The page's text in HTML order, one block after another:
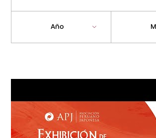
Centro Cultural Peruano
Teatro Peruano Japonés
Año